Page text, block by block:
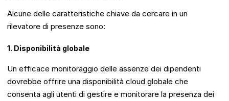
Alcune delle caratteristiche chiave da cercare in un
rilevatore di presenze sono:
1. Disponibilità globale
Un efficace monitoraggio delle assenze dei dipendenti
dovrebbe offrire una disponibilità cloud globale che
consenta agli utenti di gestire e monitorare la presenza dei